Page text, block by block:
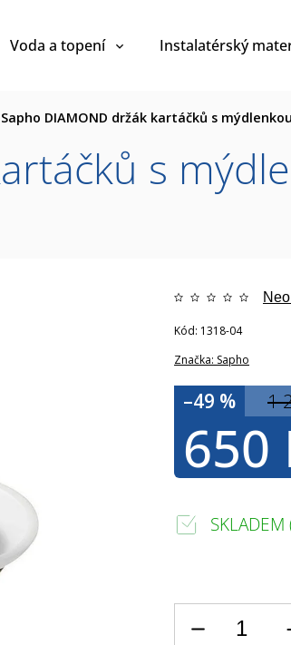
Voda a topení Instalatérský
Sapho DIAMOND držák kartáčků s
s
Značka: Sapho
1
–49 %
650
Kód: 1318-04